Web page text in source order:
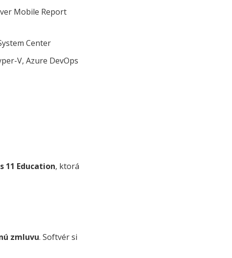
Mobile Report
Center
V, Azure DevOps
11 Education, ktorá
zmluvu. Softvér si